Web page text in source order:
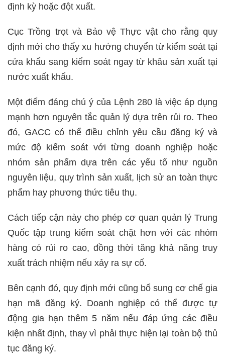
định kỳ hoặc đột xuất.
Cục Trồng trọt và Bảo vệ Thực vật cho rằng quy
định mới cho thấy xu hướng chuyển từ kiểm soát tại
cửa khẩu sang kiểm soát ngay từ khâu sản xuất tại
nước xuất khẩu.
Một điểm đáng chú ý của Lệnh 280 là việc áp dụng
mạnh hơn nguyên tắc quản lý dựa trên rủi ro. Theo
đó, GACC có thể điều chỉnh yêu cầu đăng ký và
mức độ kiểm soát với từng doanh nghiệp hoặc
nhóm sản phẩm dựa trên các yếu tố như nguồn
nguyên liệu, quy trình sản xuất, lịch sử an toàn thực
phẩm hay phương thức tiêu thụ.
Cách tiếp cận này cho phép cơ quan quản lý Trung
Quốc tập trung kiểm soát chặt hơn với các nhóm
hàng có rủi ro cao, đồng thời tăng khả năng truy
xuất trách nhiệm nếu xảy ra sự cố.
Bên cạnh đó, quy định mới cũng bổ sung cơ chế gia
hạn mã đăng ký. Doanh nghiệp có thể được tự
động gia hạn thêm 5 năm nếu đáp ứng các điều
kiện nhất định, thay vì phải thực hiện lại toàn bộ thủ
tục đăng ký.